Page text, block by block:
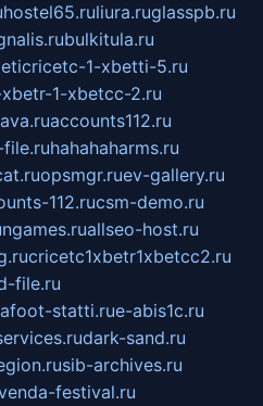
hostel65.ruliura.ruglasspb.ru
bulkitula.ru
1-xbetti-5.ru
1-xbetcc-2.ru
accounts112.ru
hahahaharms.ru
opsmgr.ruev-gallery.ru
112.rucsm-demo.ru
allseo-host.ru
cricetc1xbetr1xbetcc2.ru
file.ru
statti.rue-abis1c.ru
dark-sand.ru
sib-archives.ru
festival.ru